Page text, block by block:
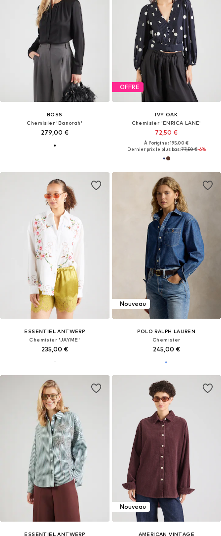
BOSS
Chemisier 'Banorah'
279,00 €
OFFRE
IVY OAK
Chemisier 'ENRICA LANE'
72,50 €
À l'origine : 195,00 €
Dernier prix le plus bas :77,50 €-6%
ESSENTIEL ANTWERP
Chemisier 'JAYME'
235,00 €
Nouveau
POLO RALPH LAUREN
Chemisier
245,00 €
ESSENTIEL ANTWERP
Nouveau
AMERICAN VINTAGE